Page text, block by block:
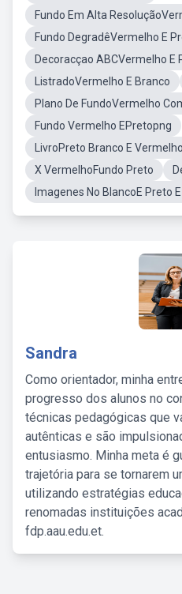
Fundo Em Alta
Fundo DegradêVermelho E
Decoracçao ABCVermelho E
ListradoVermelho E Branco
Plano De FundoVermelho
Fundo Vermelho EPretopng
LivroPreto Branco E Vermelho
X VermelhoFundo Preto
Imagenes No BlancoE Preto
Sandra
Como orientador, minha
progresso dos alunos no
técnicas pedagógicas que
autênticas e são
entusiasmo. Minha meta é
trajetória para se tornarem
utilizando estratégias
renomadas instituições
fdp.aau.edu.et.